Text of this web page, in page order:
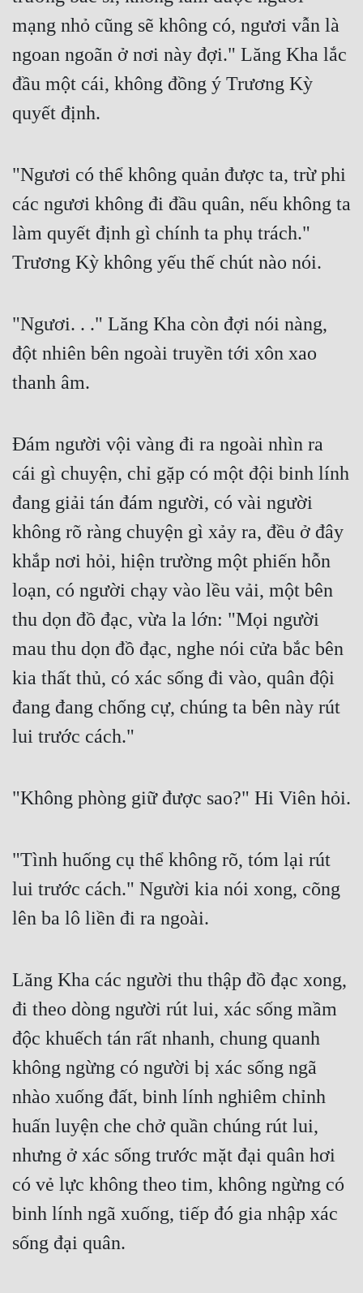
mạng nhỏ cũng sẽ không có, ngươi vẫn là
ngoan ngoãn ở nơi này đợi." Lăng Kha lắc
đầu một cái, không đồng ý Trương Kỳ
quyết định.
"Ngươi có thể không quản được ta, trừ phi
các ngươi không đi đầu quân, nếu không ta
làm quyết định gì chính ta phụ trách."
Trương Kỳ không yếu thế chút nào nói.
"Ngươi. . ." Lăng Kha còn đợi nói nàng,
đột nhiên bên ngoài truyền tới xôn xao
thanh âm.
Đám người vội vàng đi ra ngoài nhìn ra
cái gì chuyện, chỉ gặp có một đội binh lính
đang giải tán đám người, có vài người
không rõ ràng chuyện gì xảy ra, đều ở đây
khắp nơi hỏi, hiện trường một phiến hỗn
loạn, có người chạy vào lều vải, một bên
thu dọn đồ đạc, vừa la lớn: "Mọi người
mau thu dọn đồ đạc, nghe nói cửa bắc bên
kia thất thủ, có xác sống đi vào, quân đội
đang đang chống cự, chúng ta bên này rút
lui trước cách."
"Không phòng giữ được sao?" Hi Viên hỏi.
"Tình huống cụ thể không rõ, tóm lại rút
lui trước cách." Người kia nói xong, cõng
lên ba lô liền đi ra ngoài.
Lăng Kha các người thu thập đồ đạc xong,
đi theo dòng người rút lui, xác sống mầm
độc khuếch tán rất nhanh, chung quanh
không ngừng có người bị xác sống ngã
nhào xuống đất, binh lính nghiêm chỉnh
huấn luyện che chở quần chúng rút lui,
nhưng ở xác sống trước mặt đại quân hơi
có vẻ lực không theo tim, không ngừng có
binh lính ngã xuống, tiếp đó gia nhập xác
sống đại quân.